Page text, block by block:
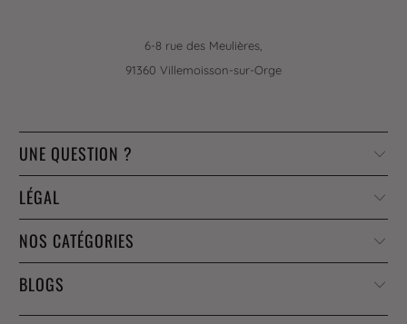
6-8 rue des Meulières,
91360 Villemoisson-sur-Orge
UNE QUESTION ?
LÉGAL
NOS CATÉGORIES
BLOGS